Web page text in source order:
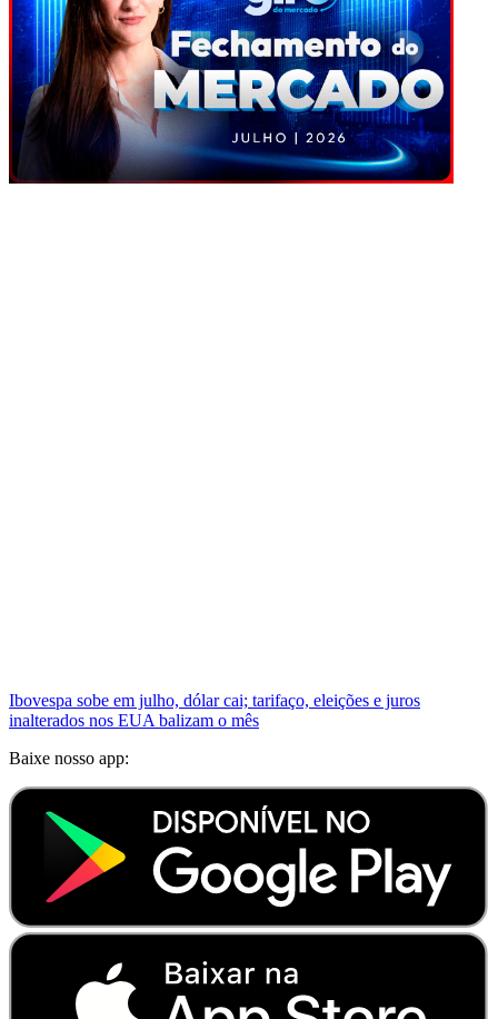
Ibovespa sobe em julho, dólar cai; tarifaço, eleições e juros
inalterados nos EUA balizam o mês
Baixe nosso app: